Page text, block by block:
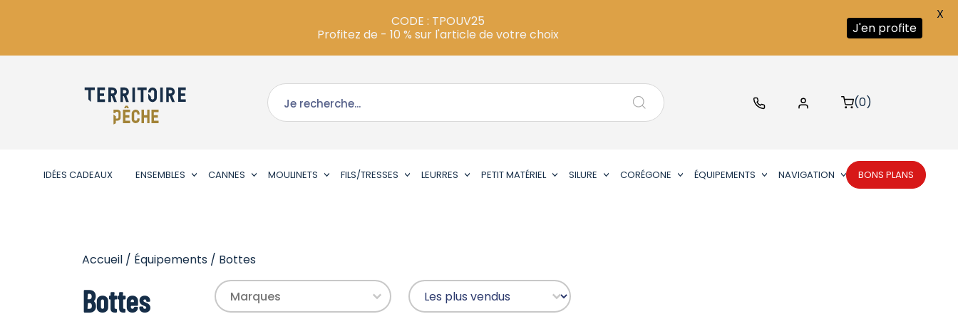
(0)
IDÉES CADEAUX ENSEMBLES CANNES MOULINETS FILS/TRESSES LEURRES PETIT MATÉRIEL SILURE CORÉGONE ÉQUIPEMENTS NAVIGATION BONS PLANS
Accueil / Équipements / Bottes
Bottes Marques
Prix
CODE : TPOUV25
Profitez de - 10 % sur l'article de votre choix
J'en profite
X